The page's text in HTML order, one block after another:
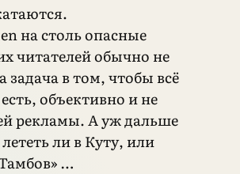
на столь опасные
читателей обычно не
в том, чтобы всё
объективно и не
рекламы. А уж дальше
ли в Куту, или
…